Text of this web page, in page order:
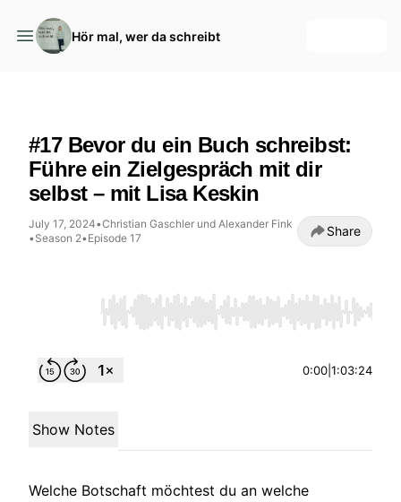
Hör mal, wer da schreibt
#17 Bevor du ein Buch schreibst:
Führe ein Zielgespräch mit dir
selbst – mit Lisa Keskin
July 17, 2024•Christian Gaschler und Alexander Fink
•Season 2•Episode 17 Share
Use Left/Right to seek, Home/End to
0:00 1:03:24
Show Notes
Welche Botschaft möchtest du an welche